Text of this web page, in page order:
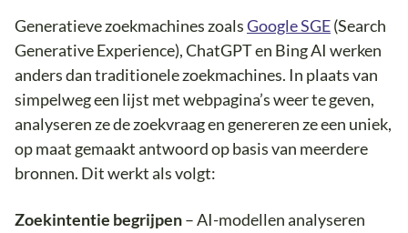
Generatieve zoekmachines zoalsGoogle SGE(Search
Generative Experience), ChatGPT en Bing AI werken
anders dan traditionele zoekmachines. In plaats van
simpelweg een lijst met webpagina’s weer te geven,
analyseren ze de zoekvraag en genereren ze een uniek,
op maat gemaakt antwoord op basis van meerdere
bronnen. Dit werkt als volgt:
Zoekintentie begrijpen– AI-modellen analyseren